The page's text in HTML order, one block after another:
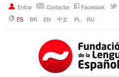
Entrar Contactar Facebook
ES
BR EN 中文 PL RU